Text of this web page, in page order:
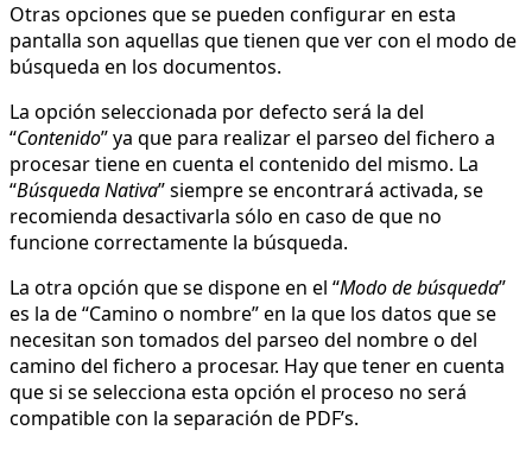
Otras opciones que se pueden configurar en esta
pantalla son aquellas que tienen que ver con el modo de
búsqueda en los documentos.
La opción seleccionada por defecto será la del
“Contenido” ya que para realizar el parseo del fichero a
procesar tiene en cuenta el contenido del mismo. La
“Búsqueda Nativa” siempre se encontrará activada, se
recomienda desactivarla sólo en caso de que no
funcione correctamente la búsqueda.
La otra opción que se dispone en el “Modo de búsqueda”
es la de “Camino o nombre” en la que los datos que se
necesitan son tomados del parseo del nombre o del
camino del fichero a procesar. Hay que tener en cuenta
que si se selecciona esta opción el proceso no será
compatible con la separación de PDF’s.